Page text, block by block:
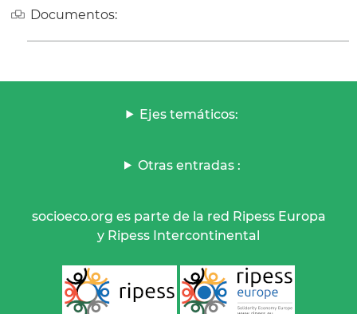
Documentos:
Ejes temáticos:
Otras entradas :
socioeco.org es parte de la red Ripess Europa
y Ripess Intercontinental